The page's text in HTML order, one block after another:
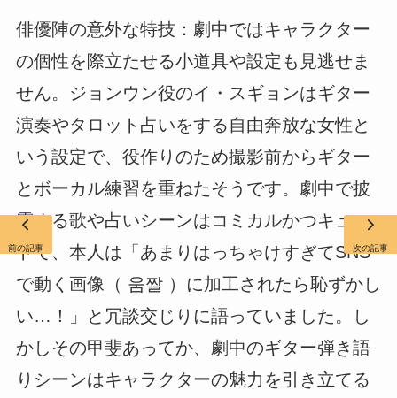
俳優陣の意外な特技：劇中ではキャラクター
の個性を際立たせる小道具や設定も見逃せま
せん。ジョンウン役のイ・スギョンはギター
演奏やタロット占いをする自由奔放な女性と
いう設定で、役作りのため撮影前からギター
とボーカル練習を重ねたそうです。劇中で披
露する歌や占いシーンはコミカルかつキュー
トで、本人は「あまりはっちゃけすぎてSNS
で動く画像（ 움짤 ）に加工されたら恥ずかし
い…！」と冗談交じりに語っていました。し
かしその甲斐あってか、劇中のギター弾き語
りシーンはキャラクターの魅力を引き立てる
前の記事 次の記事